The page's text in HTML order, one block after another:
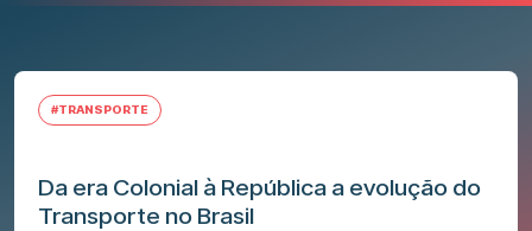
#TRANSPORTE
Da era Colonial à República a evolução do
Transporte no Brasil